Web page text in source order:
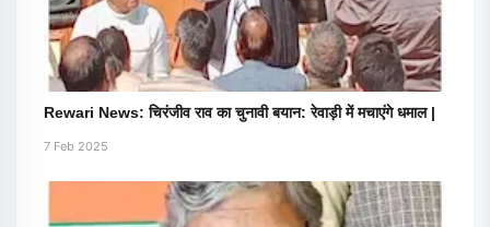
Rewari News: चिरंजीव राव का चुनावी बयान: रेवाड़ी में मचाएंगे धमाल |
7 Feb 2025